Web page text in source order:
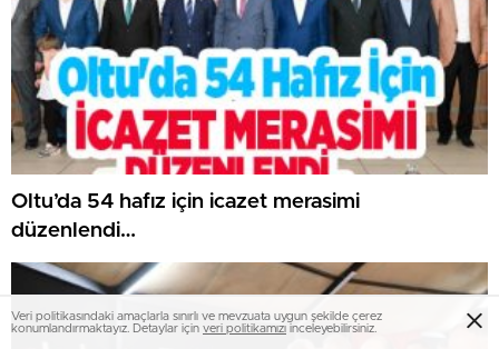
Oltu’da 54 hafız için icazet merasimi
düzenlendi…
Veri politikasındaki amaçlarla sınırlı ve mevzuata uygun şekilde çerez
konumlandırmaktayız. Detaylar için veri politikamızı inceleyebilirsiniz.